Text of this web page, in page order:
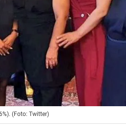
(Foto: Twitter)